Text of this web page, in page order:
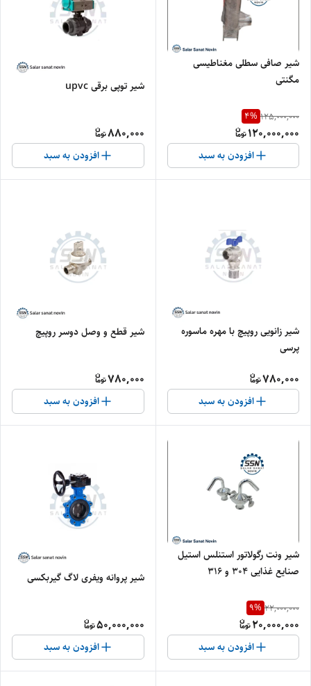
شیر صافی سطلی مغناطیسی
مگنتی
125,000,000
4%
120,000,000
افزودن به سبد
شیر توپی برقی upvc
880,000
افزودن به سبد
شیر زانویی روپیچ با مهره ماسوره
پرسی
780,000
افزودن به سبد
شیر قطع و وصل دوسر روپیچ
780,000
افزودن به سبد
شیر ونت رگولاتور استنلس استیل
صنایع غذایی 304 و ۳۱۶
22,000,000
9%
20,000,000
افزودن به سبد
شیر پروانه ویفری لاگ گیربکسی
50,000,000
افزودن به سبد